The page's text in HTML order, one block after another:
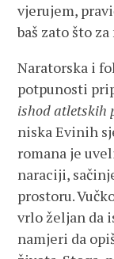
vjerujem,
baš zato što
Naratorska i
potpunosti
ishod atletskih
niska Evinih
romana je
naraciji,
prostoru.
vrlo željan da
namjeri da